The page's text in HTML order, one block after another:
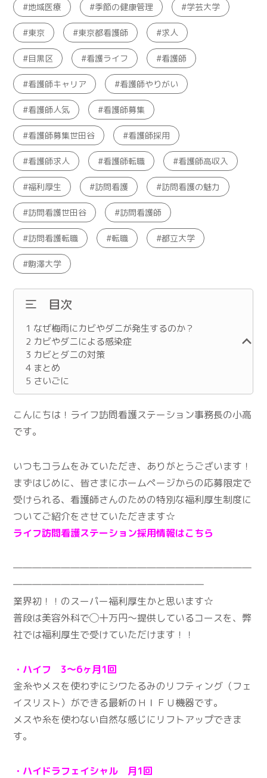
地域医療 季節の健康管理 学芸大学
東京 東京都看護師 求人
目黒区 看護ライフ 看護師
看護師キャリア 看護師やりがい
看護師人気 看護師募集
看護師募集世田谷 看護師採用
看護師求人 看護師転職 看護師高収入
福利厚生 訪問看護 訪問看護の魅力
訪問看護世田谷 訪問看護師
訪問看護転職 転職 都立大学
駒澤大学
目次
1 なぜ梅雨にカビやダニが発生するのか？
2 カビやダニによる感染症
3 カビとダニの対策
4 まとめ
5 さいごに
こんにちは！ライフ訪問看護ステーション事務長の小高
です。
いつもコラムをみていただき、ありがとうございます！
まずはじめに、皆さまにホームページからの応募限定で
受けられる、看護師さんのための特別な福利厚生制度に
ついてご紹介をさせていただきます☆
ライフ訪問看護ステーション採用情報はこちら
―――――――――――――――――――――――――
――――――――――――――――――――
業界初！！のスーパー福利厚生かと思います☆
普段は美容外科で◯十万円〜提供しているコースを、弊
社では福利厚生で受けていただけます！！
・ハイフ 3～6ヶ月1回
金糸やメスを使わずにシワたるみのリフティング（フェ
イスリスト）ができる最新のＨＩＦＵ機器です。
メスや糸を使わない自然な感じにリフトアップできま
す。
・ハイドラフェイシャル 月1回